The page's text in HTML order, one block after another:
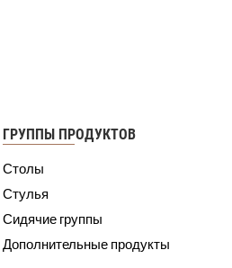
ГРУППЫ ПРОДУКТОВ
Столы
Стулья
Сидячие группы
Дополнительные продукты